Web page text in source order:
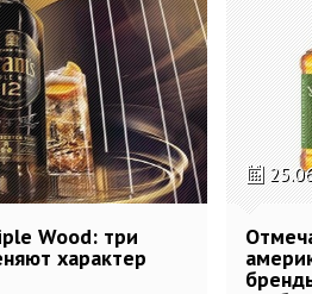
Wood: три
характер